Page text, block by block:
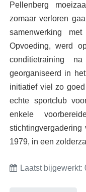
Pellenberg
zomaar verloren
samenwerking
Opvoeding, werd
conditietraining
georganiseerd in
initiatief viel zo
echte sportclub
enkele
1979, in een
Laatst